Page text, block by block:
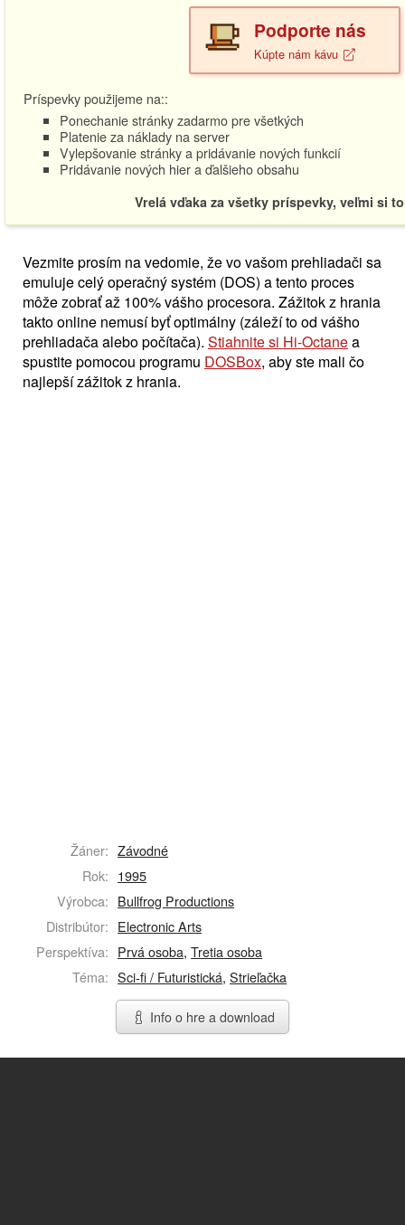
Podporte nás
Kúpte nám kávu
Príspevky použijeme na::
Ponechanie stránky zadarmo pre všetkých
Platenie za náklady na server
Vylepšovanie stránky a pridávanie nových funkcií
Pridávanie nových hier a ďalšieho obsahu
Vrelá vďaka za všetky príspevky, veľmi si
Vezmite prosím na vedomie, že vo vašom prehliadači sa
emuluje celý operačný systém (DOS) a tento proces
môže zobrať až 100% vášho procesora. Zážitok z hrania
takto online nemusí byť optimálny (záleží to od vášho
prehliadača alebo počítača). Stiahnite si Hi-Octanea
spustite pomocou programu DOSBox, aby ste mali čo
najlepší zážitok z hrania.
Žáner: Závodné
Rok: 1995
Výrobca: Bullfrog Productions
Distribútor: Electronic Arts
Perspektíva: Prvá osoba,Tretia osoba
Téma: Sci-fi / Futuristická,Strieľačka
Info o hre a download